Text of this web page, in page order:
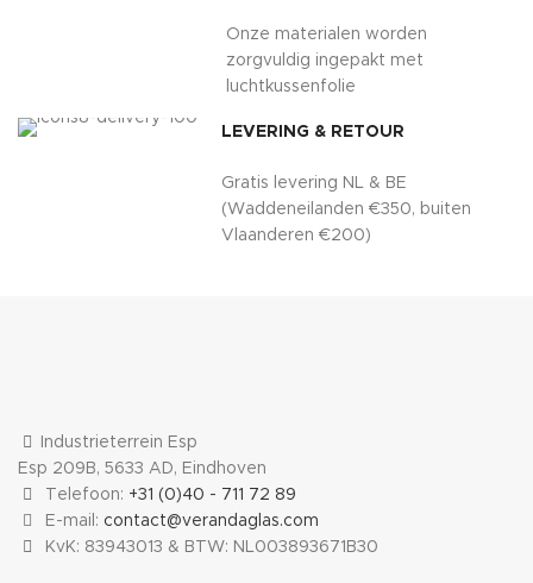
Onze materialen worden
zorgvuldig ingepakt met
luchtkussenfolie
LEVERING & RETOUR
Gratis levering NL & BE
(Waddeneilanden €350, buiten
Vlaanderen €200)
Industrieterrein Esp
Esp 209B, 5633 AD, Eindhoven
Telefoon: +31 (0)40 - 711 72 89
E-mail: contact@verandaglas.com
KvK: 83943013 & BTW: NL003893671B30